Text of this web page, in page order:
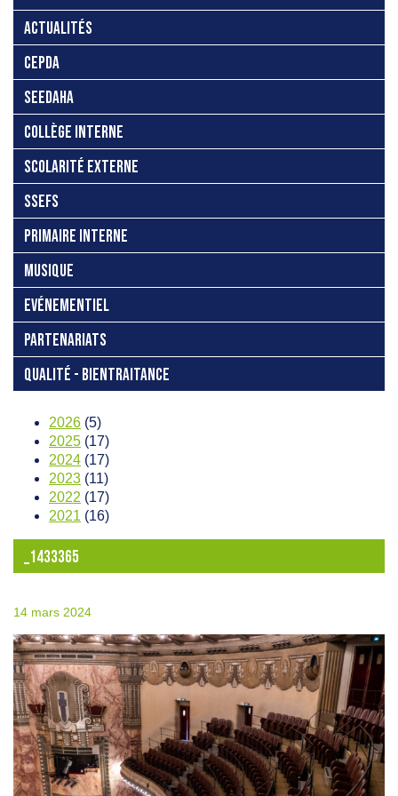
ACTUALITÉS
CEPDA
SEEDAHA
COLLÈGE INTERNE
SCOLARITÉ EXTERNE
SSEFS
PRIMAIRE INTERNE
MUSIQUE
EVÉNEMENTIEL
PARTENARIATS
QUALITÉ - BIENTRAITANCE
2026 (5)
2025 (17)
2024 (17)
2023 (11)
2022 (17)
2021 (16)
_1433365
14 mars 2024